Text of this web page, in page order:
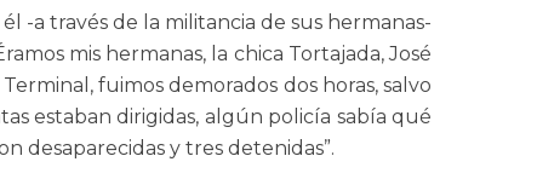
-a través de la militancia de sus hermanas-
mis hermanas, la chica Tortajada, José
fuimos demorados dos horas, salvo
estaban dirigidas, algún policía sabía qué
desaparecidas y tres detenidas”.